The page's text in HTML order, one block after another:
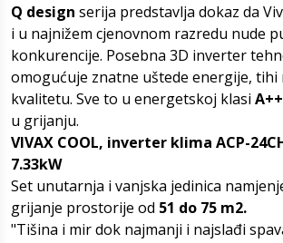
Q design serija predstavlja dokaz da
i u najnižem cjenovnom razredu nude
konkurencije. Posebna 3D inverter
omogućuje znatne uštede energije,
kvalitetu. Sve to u energetskoj klasi A++
u grijanju.
VIVAX COOL, inverter klima ACP-
7.33kW
Set unutarnja i vanjska jedinica
grijanje prostorije od 51 do 75 m2.
"Tišina i mir dok najmanji i najslađi